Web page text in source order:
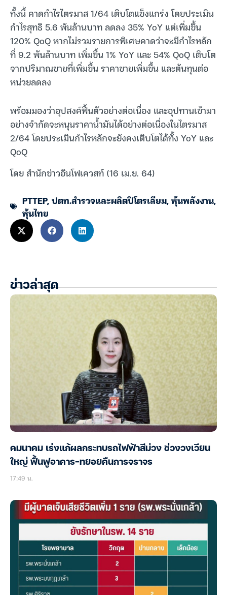
ทั้งนี้ คาดกำไรไตรมาส 1/64 เติบโตแข็งแกร่ง โดยประเมิน
กำไรสุทธิ 5.6 พันล้านบาท ลดลง 35% YoY แต่เพิ่มขึ้น
120% QoQ หากไม่รวมรายการพิเศษคาดว่าจะมีกำไรหลัก
ที่ 9.2 พันล้านบาท เพิ่มขึ้น 1% YoY และ 54% QoQ เติบโต
จากปริมาณขายที่เพิ่มขึ้น ราคาขายเพิ่มขึ้น และต้นทุนต่อ
หน่วยลดลง
พร้อมมองว่าอุปสงค์ฟื้นตัวอย่างต่อเนื่อง และอุปทานเข้ามา
อย่างจำกัดจะหนุนราคาน้ำมันได้อย่างต่อเนื่องในไตรมาส
2/64 โดยประเมินกำไรหลักจะยังคงเติบโตได้ทั้ง YoY และ
QoQ
โดย สำนักข่าวอินโฟเควสท์ (16 เม.ย. 64)
PTTEP,ปตท.สำรวจและผลิตปิโตรเลียม,หุ้นพลังงาน,
หุ้นไทย
ข่าวล่าสุด
คมนาคม เร่งแก้ผลกระทบรถไฟฟ้าสีม่วง ช่วงวงเวียน
ใหญ่ ฟื้นฟูอาคาร-ทยอยคืนการจราจร
17:49 น.